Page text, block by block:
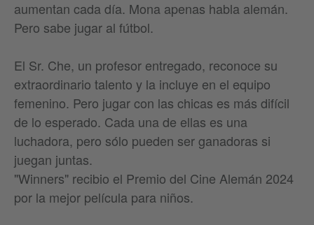
aumentan cada día. Mona apenas habla alemán.
Pero sabe jugar al fútbol.
El Sr. Che, un profesor entregado, reconoce su
extraordinario talento y la incluye en el equipo
femenino. Pero jugar con las chicas es más difícil
de lo esperado. Cada una de ellas es una
luchadora, pero sólo pueden ser ganadoras si
juegan juntas.
"Winners" recibio el Premio del Cine Alemán 2024
por la mejor película para niños.